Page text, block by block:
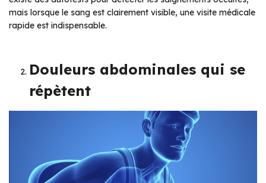
mais lorsque le sang est clairement visible, une visite médicale
rapide est indispensable.
Douleurs abdominales qui se
répètent